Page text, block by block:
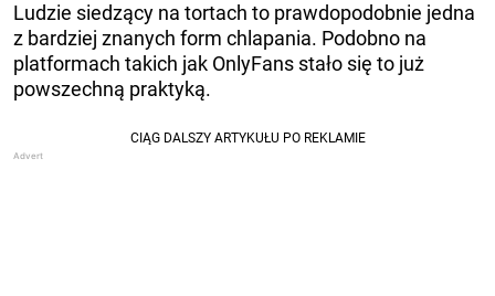
Ludzie siedzący na tortach to prawdopodobnie jedna
z bardziej znanych form chlapania. Podobno na
platformach takich jak OnlyFans stało się to już
powszechną praktyką.